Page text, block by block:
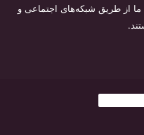
ما از طریق شبکه‌های اجتماعی و